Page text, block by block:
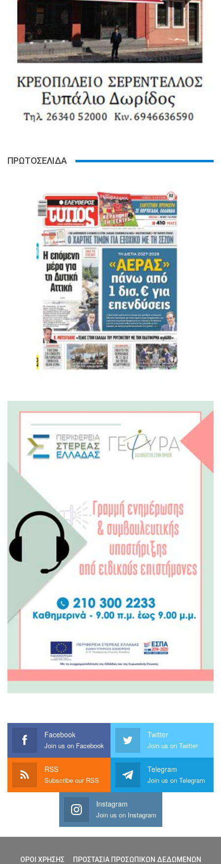
ΠΡΩΤΟΣΕΛΙΔΑ
Facebook
Join us on Facebook
Twitter
Join us on Twitter
RSS
Subscribe our RSS
Telegram
Join us on Telegram
Instagram
Join us on Instagram
ΟΡΟΙ ΧΡΗΣΗΣ ΠΡΟΣΤΑΣΙΑ ΠΡΟΣΩΠΙΚΩΝ ΔΕΔΩΜΕΝΩΝ